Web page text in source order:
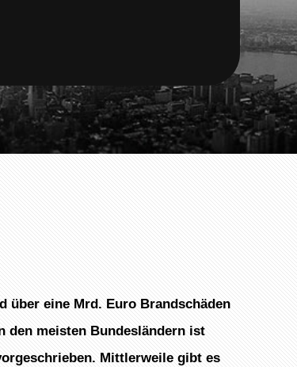
über eine Mrd. Euro Brandschäden
den meisten Bundesländern ist
Mittlerweile gibt es